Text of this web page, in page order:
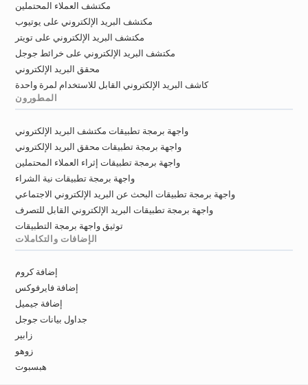
مكتشف العملاء المحتملين
مكتشف البريد الإلكتروني على يوتيوب
مكتشف البريد الإلكتروني على تويتر
مكتشف البريد الإلكتروني على خرائط جوجل
محقق البريد الإلكتروني
كاشف البريد الإلكتروني القابل للاستخدام لمرة واحدة
المطورون
واجهة برمجة تطبيقات مكتشف البريد الإلكتروني
واجهة برمجة تطبيقات محقق البريد الإلكتروني
واجهة برمجة تطبيقات إثراء العملاء المحتملين
واجهة برمجة تطبيقات نية الشراء
واجهة برمجة تطبيقات البحث عن البريد الإلكتروني الاجتماعي
واجهة برمجة تطبيقات البريد الإلكتروني القابل للتصرف
توثيق واجهة برمجة التطبيقات
الإضافات والتكاملات
إضافة كروم
إضافة فايرفوكس
إضافة جيميل
جداول بيانات جوجل
زابير
زوهو
هبسبوت